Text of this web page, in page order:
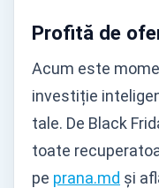
Profită de
Acum este
investiție
tale. De Black
toate
pe prana.md și